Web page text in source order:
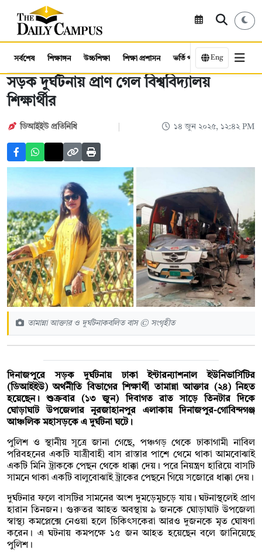
সর্বশেষ শিক্ষাঙ্গন উচ্চশিক্ষা শিক্ষা প্রশাসন ভর্তি পরীক্ষা কর্মসংস্থান
Eng
সড়ক দুর্ঘটনায় প্রাণ গেল বিশ্ববিদ্যালয়
শিক্ষার্থীর
ডিআইইউ প্রতিনিধি ১৪ জুন ২০২৫, ১২:৪২ PM
তামান্না আক্তার ও দুর্ঘটনাকবলিত বাস © সংগৃহীত
দিনাজপুরে সড়ক দুর্ঘটনায় ঢাকা ইন্টারন্যাশনাল ইউনিভার্সিটির
(ডিআইইউ) অর্থনীতি বিভাগের শিক্ষার্থী তামান্না আক্তার (২৪) নিহত
হয়েছেন। শুক্রবার (১৩ জুন) দিবাগত রাত সাড়ে তিনটার দিকে
ঘোড়াঘাট উপজেলার নূরজাহানপুর এলাকায় দিনাজপুর-গোবিন্দগঞ্জ
আঞ্চলিক মহাসড়কে এ দুর্ঘটনা ঘটে।
পুলিশ ও স্থানীয় সূত্রে জানা গেছে, পঞ্চগড় থেকে ঢাকাগামী নাবিল
পরিবহনের একটি যাত্রীবাহী বাস রাস্তার পাশে থেমে থাকা আমবোঝাই
একটি মিনি ট্রাককে পেছন থেকে ধাক্কা দেয়। পরে নিয়ন্ত্রণ হারিয়ে বাসটি
সামনে থাকা একটি বালুবোঝাই ট্রাকের পেছনে গিয়ে সজোরে ধাক্কা দেয়।
দুর্ঘটনার ফলে বাসটির সামনের অংশ দুমড়েমুচড়ে যায়। ঘটনাস্থলেই প্রাণ
হারান তিনজন। গুরুতর আহত অবস্থায় ৯ জনকে ঘোড়াঘাট উপজেলা
স্বাস্থ্য কমপ্লেক্সে নেওয়া হলে চিকিৎসকেরা আরও দুজনকে মৃত ঘোষণা
করেন। এ ঘটনায় কমপক্ষে ১৫ জন আহত হয়েছেন বলে জানিয়েছে
পুলিশ।